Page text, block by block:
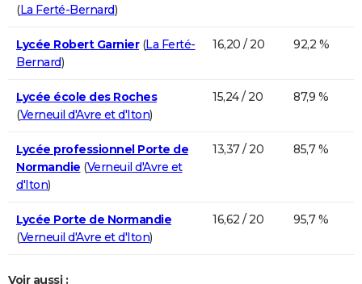
(La Ferté-Bernard)
Lycée Robert Garnier(La Ferté-
Bernard)
16,20 / 20 92,2 %
Lycée école des Roches
(Verneuil d'Avre et d'Iton)
15,24 / 20 87,9 %
Lycée professionnel Porte de
Normandie (Verneuil d'Avre et
d'Iton)
13,37 / 20 85,7 %
Lycée Porte de Normandie
(Verneuil d'Avre et d'Iton)
16,62 / 20 95,7 %
Voir aussi :